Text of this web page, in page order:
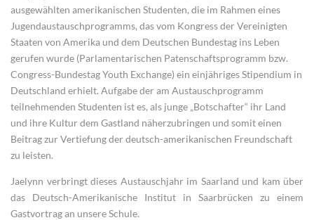
ausgewählten amerikanischen Studenten, die im Rahmen eines
Jugendaustauschprogramms, das vom Kongress der Vereinigten
Staaten von Amerika und dem Deutschen Bundestag ins Leben
gerufen wurde (Parlamentarischen Patenschaftsprogramm bzw.
Congress-Bundestag Youth Exchange) ein einjähriges Stipendium in
Deutschland erhielt. Aufgabe der am Austauschprogramm
teilnehmenden Studenten ist es, als junge „Botschafter“ ihr Land
und ihre Kultur dem Gastland näherzubringen und somit einen
Beitrag zur Vertiefung der deutsch-amerikanischen Freundschaft
zu leisten.
Jaelynn verbringt dieses Austauschjahr im Saarland und kam über
das Deutsch-Amerikanische Institut in Saarbrücken zu einem
Gastvortrag an unsere Schule.